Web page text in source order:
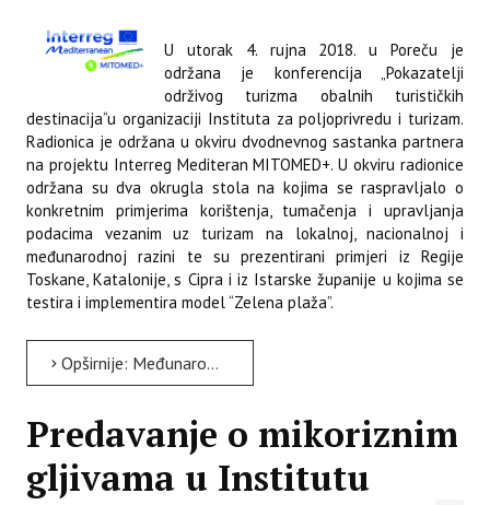
U utorak 4. rujna 2018. u Poreču je
održana je konferencija „Pokazatelji
održivog turizma obalnih turističkih
destinacija“u organizaciji Instituta za poljoprivredu i turizam.
Radionica je održana u okviru dvodnevnog sastanka partnera
na projektu Interreg Mediteran MITOMED+. U okviru radionice
održana su dva okrugla stola na kojima se raspravljalo o
konkretnim primjerima korištenja, tumačenja i upravljanja
podacima vezanim uz turizam na lokalnoj, nacionalnoj i
međunarodnoj razini te su prezentirani primjeri iz Regije
Toskane, Katalonije, s Cipra i iz Istarske županije u kojima se
testira i implementira model “Zelena plaža”.
Opširnije: Međunarodna radionica „Pokazatelji održivog turizma obalnih turističkih destinacija“
Predavanje o mikoriznim
gljivama u Institutu